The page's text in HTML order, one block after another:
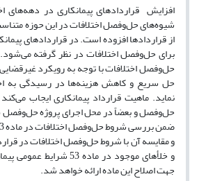
افزایش قراردادهای پیمانکاری در دهه‌های
شیوه‌های حل‌وفصل اختلافات در این حوزه
از قراردادها افزوده است. در قراردادهای
برای حل‌وفصل اختلافات در نظر گرفته
حل‌وفصل اختلافات با توجه ‌به رویکرد
حل سریع و کاهش هزینه‌ها در رسیدگی به
نماید. ماهیت قرارداد پیمانکاری ایجاب
حل‌وفصل و بعضاً در محل اجرای پروژه
و مقایسه آن با شروط حل‌وفصل اختلافات در
و خلأهای موجود در ماده 53
جهت اصلاح این ماده ارائه خواهد شد.